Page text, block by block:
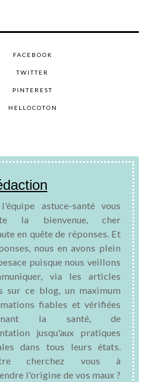
FACEBOOK
TWITTER
PINTEREST
HELLOCOTON
astuce-santé vous
la bienvenue, cher
en quête de réponses. Et
nous en avons plein
puisque nous veillons
via les articles
sur ce blog, un maximum
fiables et vérifiées
la santé, de
jusqu'aux pratiques
dans tous leurs états.
cherchez vous à
l'origine de vos maux ?